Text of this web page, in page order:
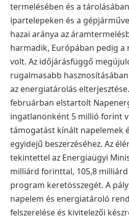
termelésében és a
ipartelepeken és a
hazai aránya az
harmadik, Európában pedig a
volt. Az időjárásfüggő
rugalmasabb
az energiatárolás
februárban elstartolt
ingatlanonként 5 millió forint
támogatást kínált napelemek
egyidejű beszerzéséhez. Az
tekintettel az Energiaügyi
milliárd forinttal, 105,8
program keretösszegét. A
napelem és energiatároló
felszerelése és kivitelezői